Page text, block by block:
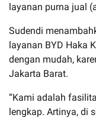
layanan purna jual
Sudendi
layanan BYD Haka
dengan mudah,
Jakarta Barat.
“Kami adalah
lengkap. Artinya, di